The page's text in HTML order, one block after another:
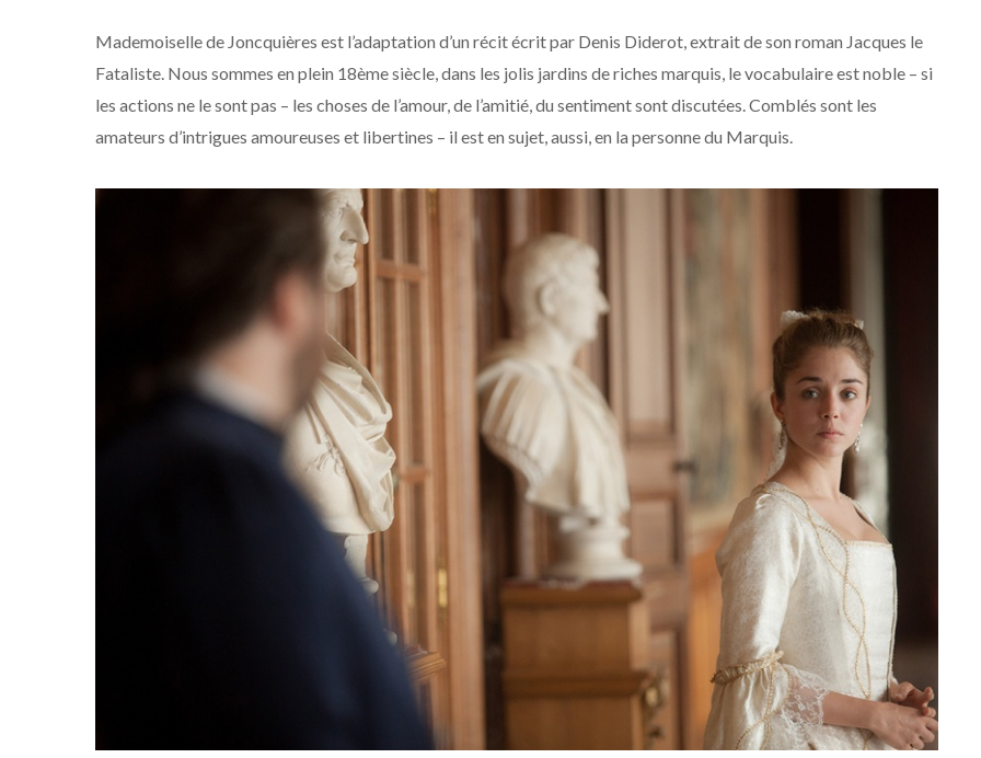
Mademoiselle de Joncquières est l’adaptation d’un récit écrit par Denis Diderot, extrait de son roman Jacques le
Fataliste. Nous sommes en plein 18ème siècle, dans les jolis jardins de riches marquis, le vocabulaire est noble – si
les actions ne le sont pas – les choses de l’amour, de l’amitié, du sentiment sont discutées. Comblés sont les
amateurs d’intrigues amoureuses et libertines – il est en sujet, aussi, en la personne du Marquis.